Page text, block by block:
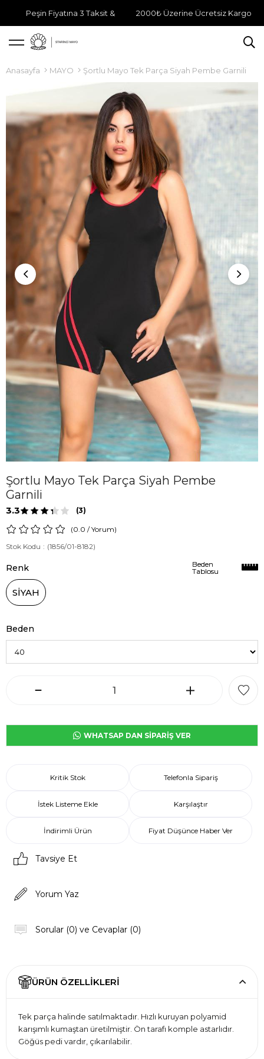
Peşin Fiyatına 3 Taksit & 2000₺ Üzerine Ücretsiz Kargo
Anasayfa MAYO Şortlu Mayo Tek Parça Siyah Pembe Garnili
Şortlu Mayo Tek Parça Siyah Pembe
Garnili
3.3 (3)
0.0 /Yorum)
Stok Kodu
(1856/01-8182)
Renk
SİYAH
Beden
Beden
Tablosu
Beden
Tablosu
WHATSAP DAN SİPARİŞ VER
Kritik Stok Telefonla Sipariş
İstek Listeme Ekle Karşılaştır
İndirimli Ürün Fiyat Düşünce Haber Ver
Tavsiye Et
Yorum Yaz
Sorular (0) ve Cevaplar (0)
ÜRÜN ÖZELLIKLERI
Tek parça halinde satılmaktadır. Hızlı kuruyan polyamid
karışımlı kumaştan üretilmiştir. Ön tarafı komple astarlıdır.
Göğüs pedi vardır, çıkarılabilir.